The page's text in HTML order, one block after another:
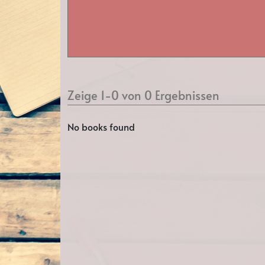
Zeige 1-0 von 0 Ergebnissen
No books found